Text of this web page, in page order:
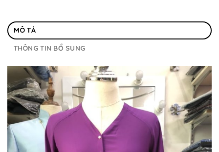
MÔ TẢ
THÔNG TIN BỔ SUNG